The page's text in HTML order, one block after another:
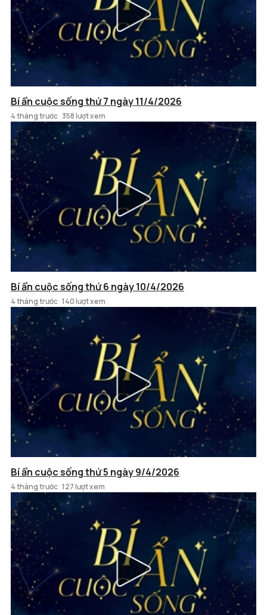
Bí ẩn cuộc sống thứ 7 ngày 11/4/2026
4 tháng trước 358 lượt xem
Bí ẩn cuộc sống thứ 6 ngày 10/4/2026
4 tháng trước 140 lượt xem
Bí ẩn cuộc sống thứ 5 ngày 9/4/2026
4 tháng trước 127 lượt xem